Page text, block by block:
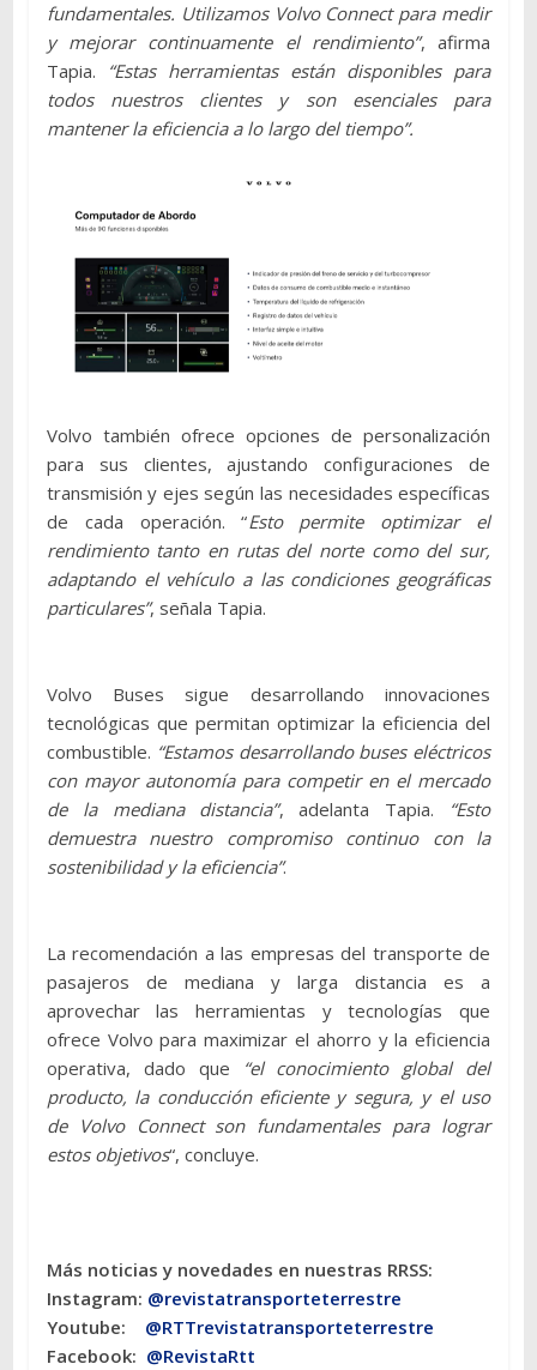
fundamentales. Utilizamos Volvo Connect para medir
y mejorar continuamente el rendimiento”, afirma
Tapia.
“Estas herramientas están disponibles para
todos nuestros clientes y son esenciales para
mantener la eficiencia a lo largo del tiempo”.
Volvo también ofrece opciones de personalización
para sus clientes, ajustando configuraciones de
transmisión y ejes según las necesidades específicas
de cada operación. “Esto permite optimizar el
rendimiento tanto en rutas del norte como del sur,
adaptando el vehículo a las condiciones geográficas
particulares”, señala Tapia.
Volvo Buses sigue desarrollando innovaciones
tecnológicas que permitan optimizar la eficiencia del
combustible. “Estamos desarrollando buses eléctricos
con mayor autonomía para competir en el mercado
de la mediana distancia”, adelanta Tapia. “Esto
demuestra nuestro compromiso continuo con la
sostenibilidad y la eficiencia”.
La recomendación a las empresas del transporte de
pasajeros de mediana y larga distancia es a
aprovechar las herramientas y tecnologías que
ofrece Volvo para maximizar el ahorro y la eficiencia
operativa, dado que
“el conocimiento global del
producto, la conducción eficiente y segura, y el uso
de Volvo Connect son fundamentales para lograr
estos objetivos“, concluye.
Más noticias y novedades en nuestras RRSS:
Instagram: @revistatransporteterrestre
Youtube: @RTTrevistatransporteterrestre
Facebook: @RevistaRtt